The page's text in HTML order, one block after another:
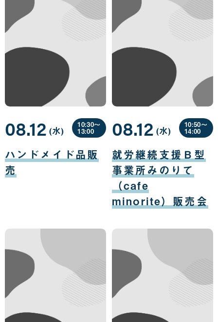
ハンドメイド品販
売
08.12
月
12
日
(水曜
日
)
10:30〜
13:00
就労継続支援Ｂ型
事業所みのりて
（cafe
minorite）販売会
08.12
月
12
日
(水曜
日
)
10:50〜
14:00